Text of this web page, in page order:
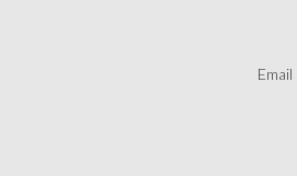
Email